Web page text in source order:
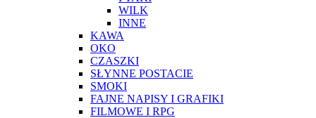
WILK
INNE
KAWA
OKO
CZASZKI
SŁYNNE POSTACIE
SMOKI
FAJNE NAPISY I GRAFIKI
FILMOWE I RPG